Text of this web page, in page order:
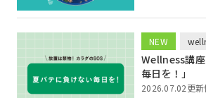
NEW
Wellness講
毎日を！」
2026.07.02更新